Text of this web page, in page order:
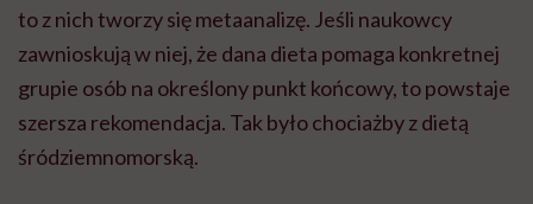
to z nich tworzy się metaanalizę. Jeśli naukowcy
zawnioskują w niej, że dana dieta pomaga konkretnej
grupie osób na określony punkt końcowy, to powstaje
szersza rekomendacja. Tak było chociażby z dietą
śródziemnomorską.